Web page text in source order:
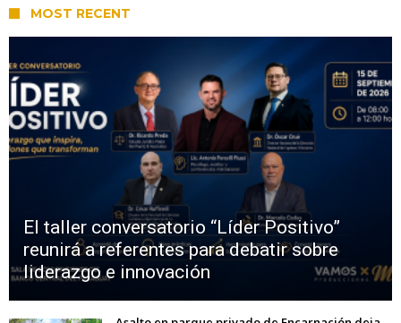
MOST RECENT
El taller conversatorio “Líder Positivo”
reunirá a referentes para debatir sobre
liderazgo e innovación